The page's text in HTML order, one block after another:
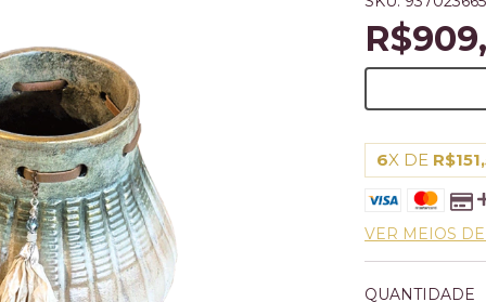
6X DE
VER MEIOS
QUANTIDADE